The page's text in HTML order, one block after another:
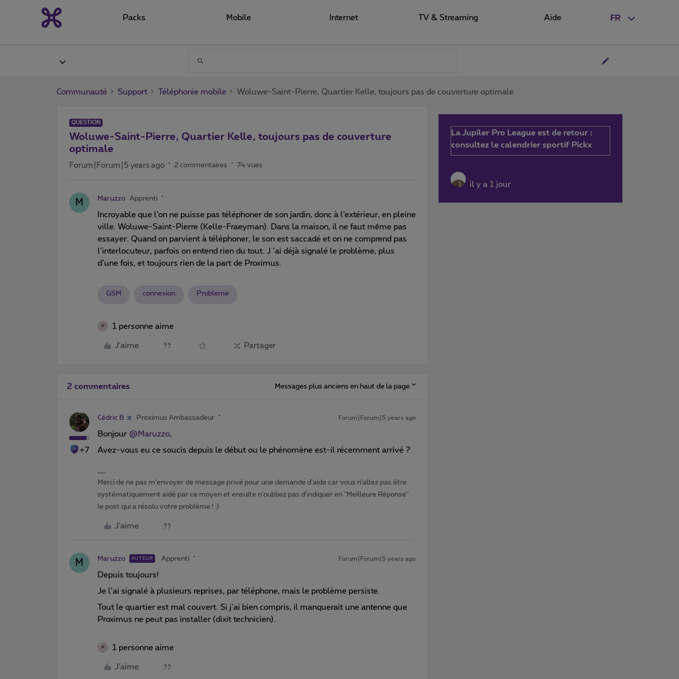
FR
Packs Mobile Internet TV & Streaming Aide
Communauté Support Téléphonie mobile Woluwe-Saint-Pierre, Quartier Kelle, toujours pas de couverture optimale
QUESTION
Woluwe-Saint-Pierre, Quartier Kelle, toujours pas de couverture
optimale
Forum|Forum|5 years ago 2 commentaires 74 vues
M Maruzzo Apprenti
Incroyable que l’on ne puisse pas téléphoner de son jardin, donc à l’extérieur, en pleine
ville. Woluwe-Saint-Pierre (Kelle-Fraeyman). Dans la maison, il ne faut même pas
essayer. Quand on parvient à téléphoner, le son est saccadé et on ne comprend pas
l’interlocuteur, parfois on entend rien du tout. J ’ai déjà signalé le problème, plus
d’une fois, et toujours rien de la part de Proximus.
GSM connexion Probleme
P 1 personne aime
J'aime Partager
2 commentaires Messages plus anciens en haut de la page
+7
Cédric B Proximus Ambassadeur Forum|Forum|5 years ago
Bonjour @Maruzzo,
Avez-vous eu ce soucis depuis le début ou le phénomène est-il récemment arrivé ?
Merci de ne pas m'envoyer de message privé pour une demande d'aide car vous n'allez pas être
systématiquement aidé par ce moyen et ensuite n'oubliez pas d'indiquer en "Meilleure Réponse"
le post qui a résolu votre problème ! :)
J'aime
M Maruzzo AUTEUR Apprenti Forum|Forum|5 years ago
Depuis toujours!
Je l’ai signalé à plusieurs reprises, par téléphone, mais le problème persiste.
Tout le quartier est mal couvert. Si j’ai bien compris, il manquerait une antenne que
Proximus ne peut pas installer (dixit technicien).
P 1 personne aime
J'aime
La Jupiler Pro League est de retour :
consultez le calendrier sportif Pickx
il y a 1 jour